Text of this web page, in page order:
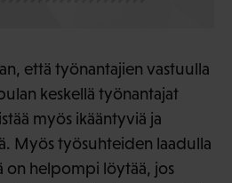
että työnantajien vastuulla
keskellä työnantajat
myös ikääntyviä ja
Myös työsuhteiden laadulla
on helpompi löytää, jos